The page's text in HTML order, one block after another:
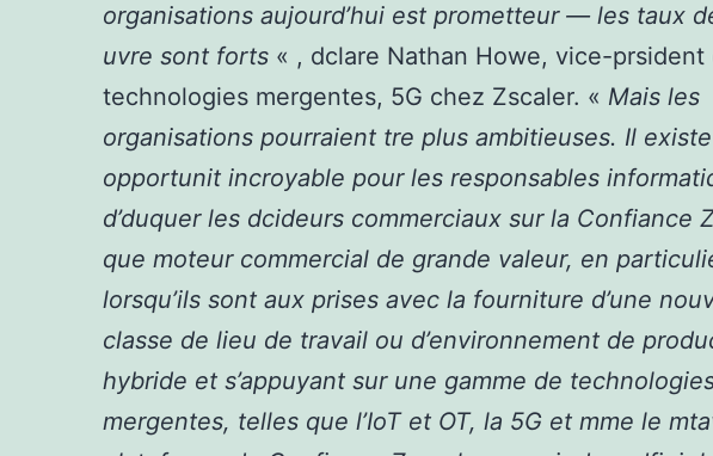
organisations aujourd’hui est prometteur — les taux
uvre sont forts « , dclare Nathan Howe, vice-prsident
technologies mergentes, 5G chez Zscaler. « Mais les
organisations pourraient tre plus ambitieuses. Il
opportunit incroyable pour les responsables
d’duquer les dcideurs commerciaux sur la Confiance
que moteur commercial de grande valeur, en
lorsqu’ils sont aux prises avec la fourniture d’une
classe de lieu de travail ou d’environnement de
hybride et s’appuyant sur une gamme de
mergentes, telles que l’IoT et OT, la 5G et mme le